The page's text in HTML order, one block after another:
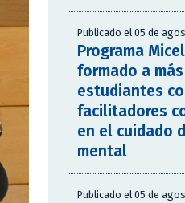
Publicado el 05 de
Programa
formado a
estudiantes
facilitadores
en el cuidado
mental
Publicado el 05 de